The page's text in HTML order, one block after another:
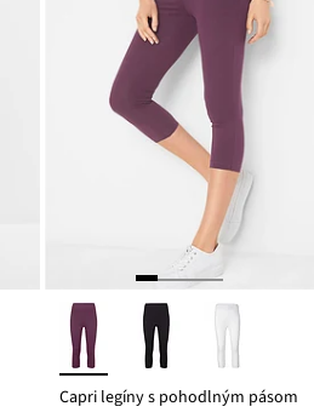
Capri legíny s pohodlným pásom